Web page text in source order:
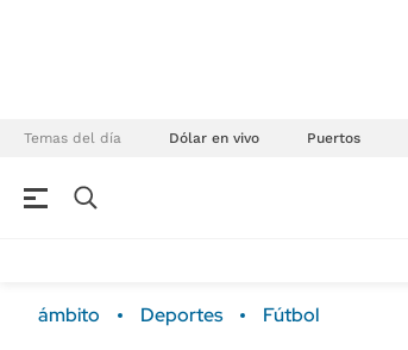
Temas del día Dólar en vivo Puertos
ámbito Deportes Fútbol